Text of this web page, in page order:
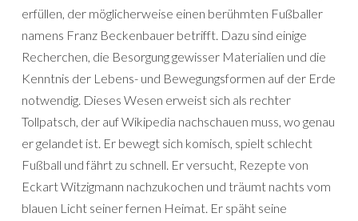
erfüllen, der möglicherweise einen berühmten Fußballer
namens Franz Beckenbauer betrifft. Dazu sind einige
Recherchen, die Besorgung gewisser Materialien und die
Kenntnis der Lebens- und Bewegungsformen auf der Erde
notwendig. Dieses Wesen erweist sich als rechter
Tollpatsch, der auf Wikipedia nachschauen muss, wo genau
er gelandet ist. Er bewegt sich komisch, spielt schlecht
Fußball und fährt zu schnell. Er versucht, Rezepte von
Eckart Witzigmann nachzukochen und träumt nachts vom
blauen Licht seiner fernen Heimat. Er späht seine